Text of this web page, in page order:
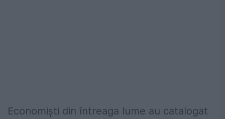
Economiști din întreaga lume au catalogat